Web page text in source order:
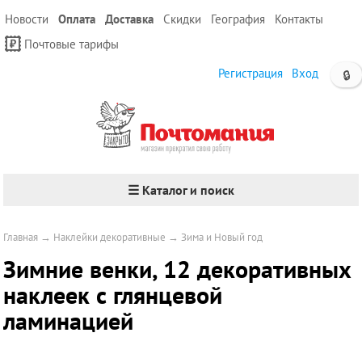
Новости Оплата Доставка Скидки География
Контакты
Почтовые тарифы
🔒
Регистрация Вход
☰ Каталог и поиск
Главная → Наклейки декоративные →Зима и Новый год
Зимние венки, 12 декоративных
наклеек с глянцевой
ламинацией